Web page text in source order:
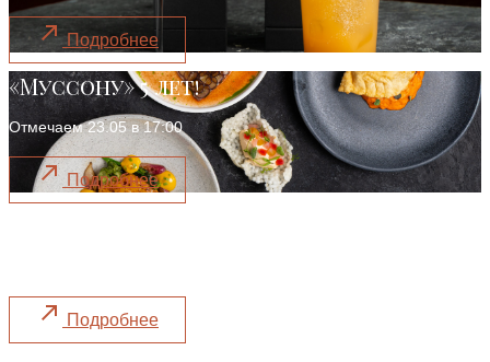
Подробнее
«Муссону» 5 лет!
Отмечаем 23.05 в 17:00
Подробнее
Подробнее